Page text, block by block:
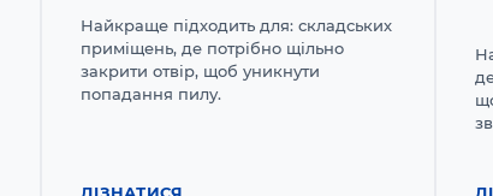
Найкраще підходить для: складських
приміщень, де потрібно щільно
закрити отвір, щоб уникнути
попадання пилу.
ДІЗНАТИСЯ